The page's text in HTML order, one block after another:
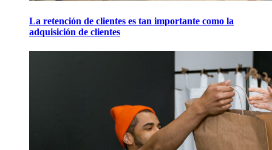
La retención de clientes es tan importante como la
adquisición de clientes